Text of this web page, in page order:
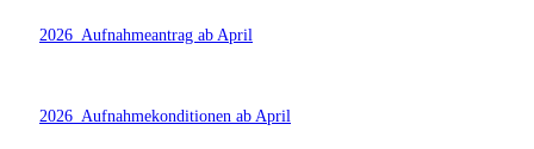
2026_Aufnahmeantrag ab April
2026_Aufnahmekonditionen ab April